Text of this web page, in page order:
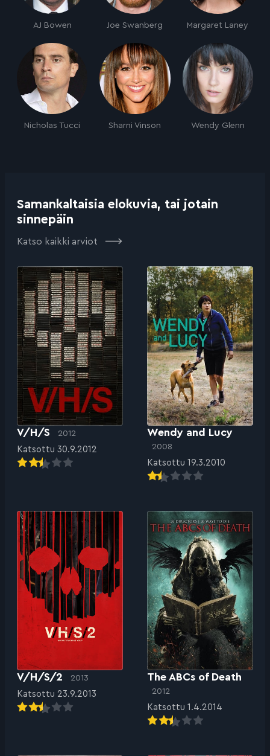
AJ Bowen Joe Swanberg Margaret Laney
Nicholas Tucci Sharni Vinson Wendy Glenn
Samankaltaisia elokuvia, tai jotain
sinnepäin
Katso kaikki arviot
V/H/S 2012
Katsottu 30.9.2012
Wendy and Lucy
2008
Katsottu 19.3.2010
V/H/S/2 2013
Katsottu 23.9.2013
The ABCs of Death
2012
Katsottu 1.4.2014